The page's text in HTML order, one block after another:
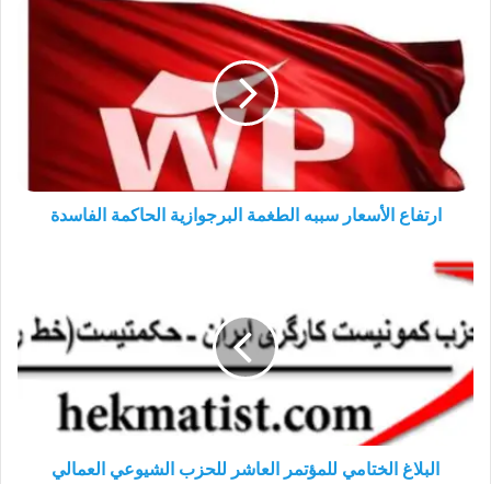
سببه
الطغمة
البرجوازية
الحاكمة
الفاسدة
ارتفاع الأسعار سببه الطغمة البرجوازية الحاكمة الفاسدة
البلاغ
الختامي
العاشر
للحزب
الشيوعي
العمالي
الحكمتي
الرسمي)البلاغ الختامي للمؤتمر العاشر للحزب الشيوعي العمالي